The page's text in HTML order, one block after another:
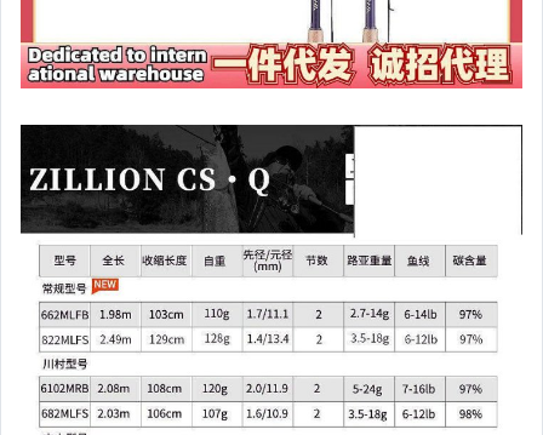
手錶與飾品配件
女包精品與女鞋
家電與影音視聽